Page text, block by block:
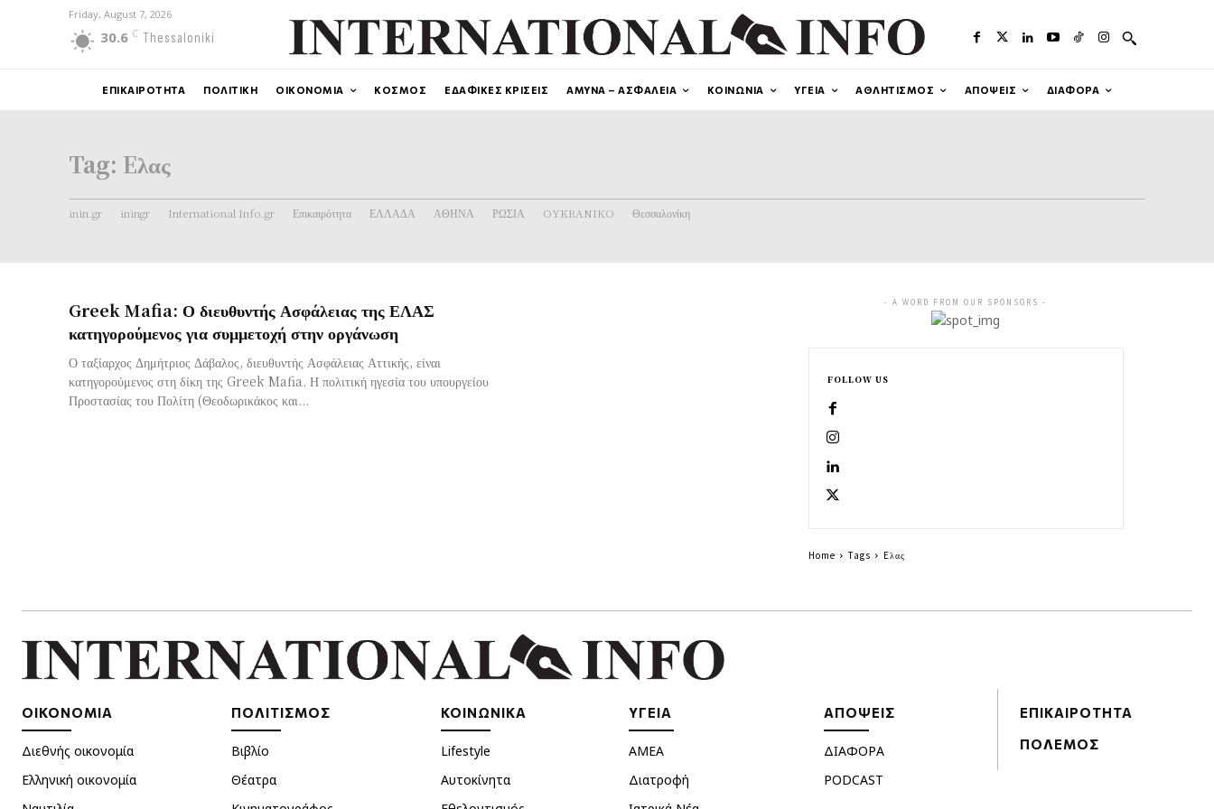
Friday, August 7, 2026
30.6 C Thessaloniki
ΕΠΙΚΑΙΡΟΤΗΤΑ ΠΟΛΙΤΙΚΗ ΟΙΚΟΝΟΜΙΑ ΚΟΣΜΟΣ ΕΔΑΦΙΚΕΣ ΚΡΙΣΕΙΣ ΑΜΥΝΑ – ΑΣΦΑΛΕΙΑ ΚΟΙΝΩΝΙΑ ΥΓΕΙΑ ΑΘΛΗΤΙΣΜΟΣ ΑΠΟΨΕΙΣ ΔΙΑΦΟΡΑ
Tag: Eλας
inin.gr iningr International Info.gr Επικαιρότητα ΕΛΛΑΔΑ ΑΘΗΝΑ ΡΩΣΙΑ OYKRANIKO Θεσσαλονίκη
Greek Mafia: Ο διευθυντής Ασφάλειας της ΕΛΑΣ
κατηγορούμενος για συμμετοχή στην οργάνωση
Ο ταξίαρχος Δημήτριος Δάβαλος, διευθυντής Ασφάλειας Αττικής, είναι
κατηγορούμενος στη δίκη της Greek Mafia. Η πολιτική ηγεσία του υπουργείου
Προστασίας του Πολίτη (Θεοδωρικάκος και...
- A WORD FROM OUR SPONSORS -
FOLLOW US
Home Tags Eλας
ΟΙΚΟΝΟΜΙΑ
Διεθνής οικονομία
Ελληνική οικονομία
ΠΟΛΙΤΙΣΜΟΣ
Βιβλίο
Θέατρα
ΚΟΙΝΩΝΙΚΑ
Lifestyle
Αυτοκίνητα
ΥΓΕΙΑ
ΑΜΕΑ
Διατροφή
ΑΠΟΨΕΙΣ
ΔΙΑΦΟΡΑ
PODCAST
ΕΠΙΚΑΙΡΟΤΗΤΑ
ΠΟΛΕΜΟΣ